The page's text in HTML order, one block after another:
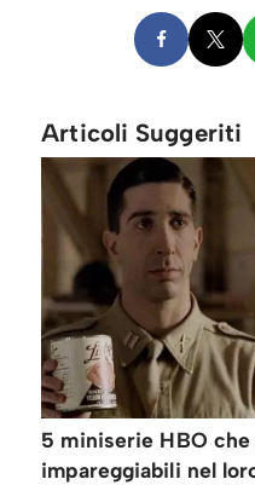
Articoli Suggeriti
5 miniserie HBO
impareggiabili nel